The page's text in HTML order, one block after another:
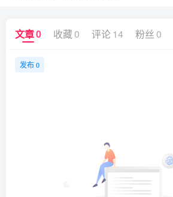
文章0 收藏0 评论14 粉丝 0
发布 0